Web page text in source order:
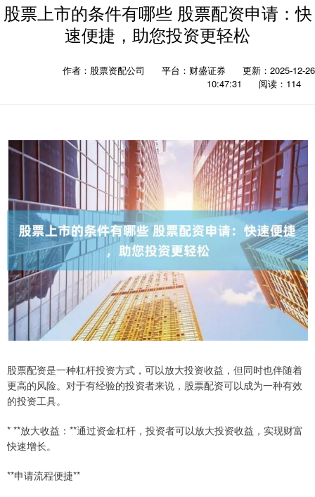
股票上市的条件有哪些 股票配资申请：快
速便捷，助您投资更轻松
作者：股票资配公司 平台：财盛证券
更新：2025-12-26
10:47:31
阅读：114
股票配资是一种杠杆投资方式，可以放大投资收益，但同时也伴随着
更高的风险。对于有经验的投资者来说，股票配资可以成为一种有效
的投资工具。
* **放大收益：**通过资金杠杆，投资者可以放大投资收益，实现财富
快速增长。
**申请流程便捷**